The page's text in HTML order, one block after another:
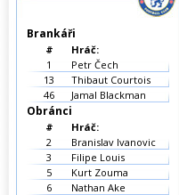
Brankáři
#
Hráč:
1
Petr Čech
13
Thibaut Courtois
46
Jamal Blackman
Obránci
#
Hráč:
2
Branislav Ivanovic
3
Filipe Louis
5
Kurt Zouma
6
Nathan Ake